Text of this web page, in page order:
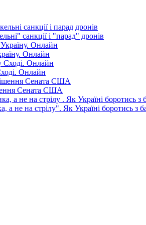
санкції і "парад" дронів
Онлайн
Онлайн
Сената США
а не на стрілу". Як Україні боротись з